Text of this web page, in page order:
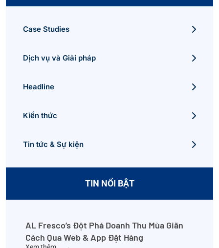
Case Studies
Dịch vụ và Giải pháp
Headline
Kiến thức
Tin tức & Sự kiện
TIN NỔI BẬT
AL Fresco’s Đột Phá Doanh Thu Mùa Giãn
Cách Qua Web & App Đặt Hàng